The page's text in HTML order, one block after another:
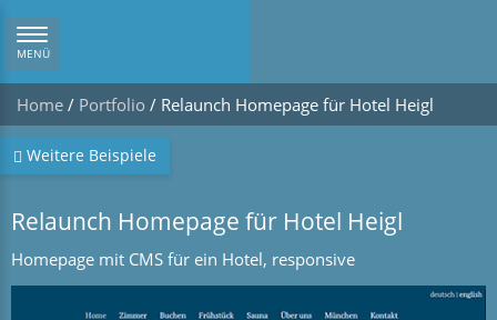
Navigation
ein/ausblenden
MENÜ
Home / Portfolio / Relaunch Homepage für Hotel Heigl
Weitere Beispiele
Relaunch Homepage für Hotel Heigl
Homepage mit CMS für ein Hotel, responsive